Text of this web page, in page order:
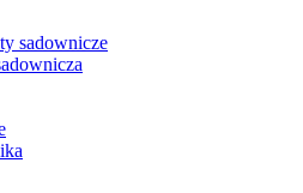
sadownicze